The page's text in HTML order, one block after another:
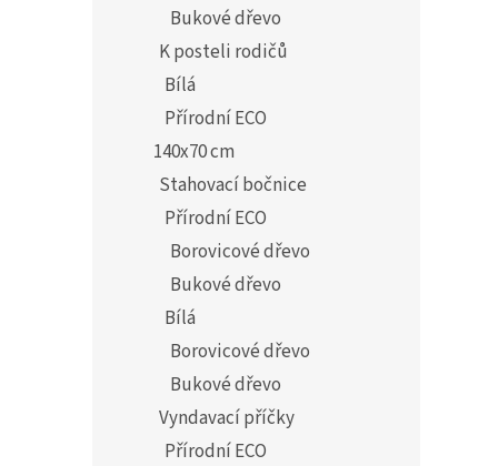
Bukové dřevo
K posteli rodičů
Bílá
Přírodní ECO
140x70 cm
Stahovací bočnice
Přírodní ECO
Borovicové dřevo
Bukové dřevo
Bílá
Borovicové dřevo
Bukové dřevo
Vyndavací příčky
Přírodní ECO